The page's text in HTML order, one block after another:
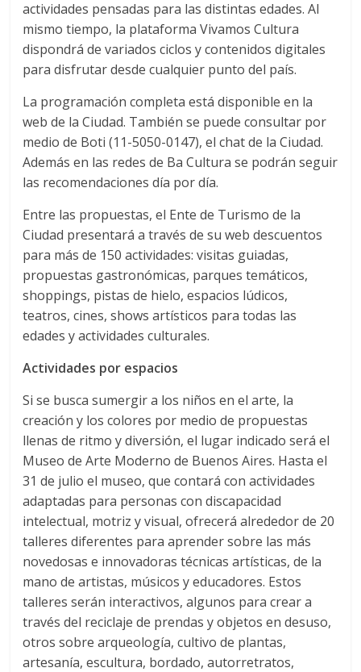
actividades pensadas para las distintas edades. Al
mismo tiempo, la plataforma Vivamos Cultura
dispondrá de variados ciclos y contenidos digitales
para disfrutar desde cualquier punto del país.
La programación completa está disponible en la
web de la Ciudad. También se puede consultar por
medio de Boti (11-5050-0147), el chat de la Ciudad.
Además en las redes de Ba Cultura se podrán seguir
las recomendaciones día por día.
Entre las propuestas, el Ente de Turismo de la
Ciudad presentará a través de su web descuentos
para más de 150 actividades: visitas guiadas,
propuestas gastronómicas, parques temáticos,
shoppings, pistas de hielo, espacios lúdicos,
teatros, cines, shows artísticos para todas las
edades y actividades culturales.
Actividades por espacios
Si se busca sumergir a los niños en el arte, la
creación y los colores por medio de propuestas
llenas de ritmo y diversión, el lugar indicado será el
Museo de Arte Moderno de Buenos Aires. Hasta el
31 de julio el museo, que contará con actividades
adaptadas para personas con discapacidad
intelectual, motriz y visual, ofrecerá alrededor de 20
talleres diferentes para aprender sobre las más
novedosas e innovadoras técnicas artísticas, de la
mano de artistas, músicos y educadores. Estos
talleres serán interactivos, algunos para crear a
través del reciclaje de prendas y objetos en desuso,
otros sobre arqueología, cultivo de plantas,
artesanía, escultura, bordado, autorretratos,